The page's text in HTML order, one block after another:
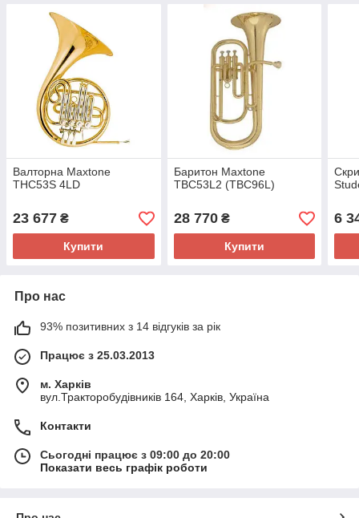
Валторна Maxtone
THC53S 4LD
23 677 ₴
Купити
Баритон Maxtone
TBC53L2 (TBC96L)
28 770₴
Купити
6
Про нас
93% позитивних з 14 відгуків за рік
Працює з 25.03.2013
м. Харків
вул.Тракторобудівників 164, Харків, Україна
Контакти
Сьогодні працює з 09:00 до 20:00
Показати весь графік роботи